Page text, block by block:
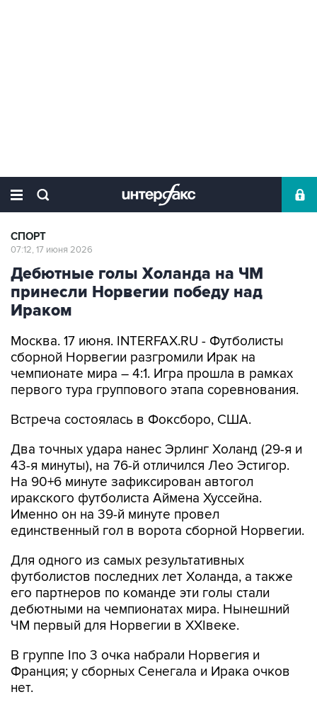
СПОРТ
07:12, 17 июня 2026
Дебютные голы Холанда на ЧМ
принесли Норвегии победу над
Ираком
Москва. 17 июня. INTERFAX.RU - Футболисты
сборной Норвегии разгромили Ирак на
чемпионате мира – 4:1. Игра прошла в рамках
первого тура группового этапа соревнования.
Встреча состоялась в Фоксборо, США.
Два точных удара нанес Эрлинг Холанд (29-я и
43-я минуты), на 76-й отличился Лео Эстигор.
На 90+6 минуте зафиксирован автогол
иракского футболиста Аймена Хуссейна.
Именно он на 39-й минуте провел
единственный гол в ворота сборной Норвегии.
Для одного из самых результативных
футболистов последних лет Холанда, а также
его партнеров по команде эти голы стали
дебютными на чемпионатах мира. Нынешний
ЧМ первый для Норвегии в XXIвеке.
В группе Iпо 3 очка набрали Норвегия и
Франция; у сборных Сенегала и Ирака очков
нет.